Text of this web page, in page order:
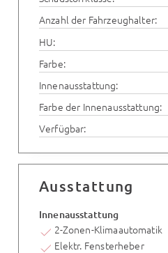
Anzahl der Fahrzeughalter:
HU:
Farbe:
Innenausstattung:
Farbe der Innenausstattung:
Verfügbar:
Ausstattung
Innenausstattung
2-Zonen-Klimaautomatik
Elektr. Fensterheber